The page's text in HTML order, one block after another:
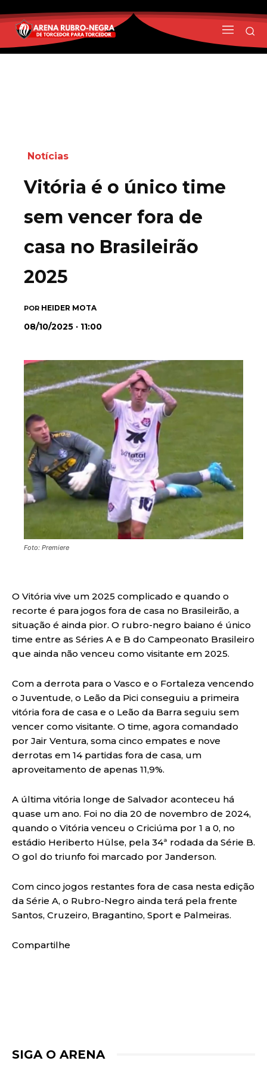
Notícias
Vitória é o único time
sem vencer fora de
casa no Brasileirão
2025
POR HEIDER MOTA
08/10/2025 · 11:00
Foto: Premiere
O Vitória vive um 2025 complicado e quando o
recorte é para jogos fora de casa no Brasileirão, a
situação é ainda pior. O rubro-negro baiano é único
time entre as Séries A e B do Campeonato Brasileiro
que ainda não venceu como visitante em 2025.
Com a derrota para o Vasco e o Fortaleza vencendo
o Juventude, o Leão da Pici conseguiu a primeira
vitória fora de casa e o Leão da Barra seguiu sem
vencer como visitante. O time, agora comandado
por Jair Ventura, soma cinco empates e nove
derrotas em 14 partidas fora de casa, um
aproveitamento de apenas 11,9%.
A última vitória longe de Salvador aconteceu há
quase um ano. Foi no dia 20 de novembro de 2024,
quando o Vitória venceu o Criciúma por 1 a 0, no
estádio Heriberto Hülse, pela 34ª rodada da Série B.
O gol do triunfo foi marcado por Janderson.
Com cinco jogos restantes fora de casa nesta edição
da Série A, o Rubro-Negro ainda terá pela frente
Santos, Cruzeiro, Bragantino, Sport e Palmeiras.
Compartilhe
SIGA O ARENA